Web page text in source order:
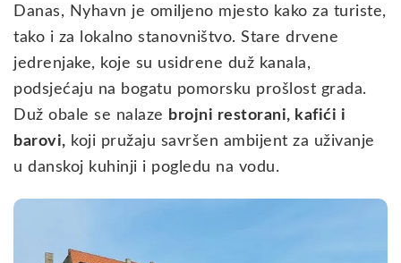
Danas, Nyhavn je omiljeno mjesto kako za turiste,
tako i za lokalno stanovništvo. Stare drvene
jedrenjake, koje su usidrene duž kanala,
podsjećaju na bogatu pomorsku prošlost grada.
Duž obale se nalaze brojni restorani, kafići i
barovi, koji pružaju savršen ambijent za uživanje
u danskoj kuhinji i pogledu na vodu.